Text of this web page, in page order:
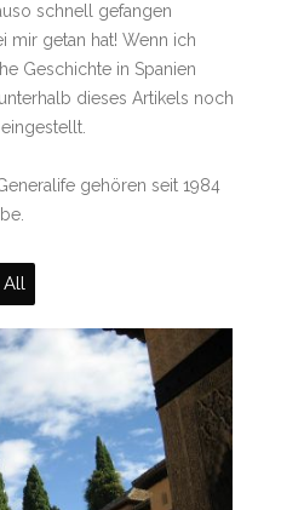
schnell gefangen
mir getan hat! Wenn ich
Geschichte in Spanien
dieses Artikels noch
gehören seit 1984
All